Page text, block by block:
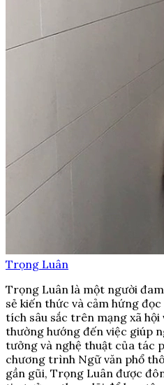
Trọng Luân
Trọng Luân là một người
sẻ kiến thức và cảm hứng
tích sâu sắc trên mạng xã hội
thường hướng đến việc giúp
tưởng và nghệ thuật của tác
chương trình Ngữ văn phổ
gần gũi, Trọng Luân được